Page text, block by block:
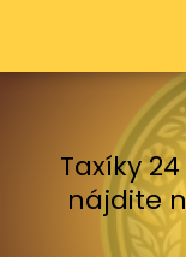
Taxíky
nájdite